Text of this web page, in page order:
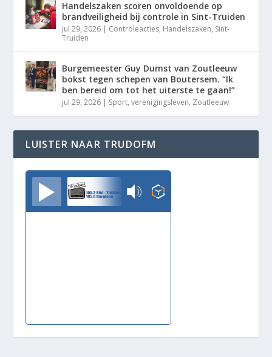
Handelszaken scoren onvoldoende op
brandveiligheid bij controle in Sint-Truiden
jul 29, 2026 | Controleacties, Handelszaken, Sint-
Truiden
Burgemeester Guy Dumst van Zoutleeuw
bokst tegen schepen van Boutersem. “Ik
ben bereid om tot het uiterste te gaan!”
jul 29, 2026 | Sport,verenigingsleven, Zoutleeuw
LUISTER NAAR TRUDOFM
TrudoFM